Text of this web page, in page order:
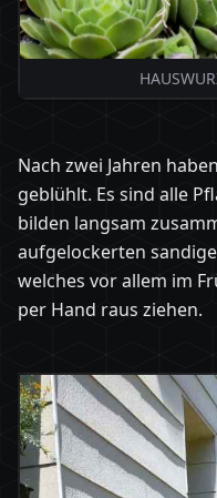
Nach zwei Jahren
geblühlt. Es sind alle
bilden langsam
aufgelockerten
welches vor allem im
per Hand raus ziehen.